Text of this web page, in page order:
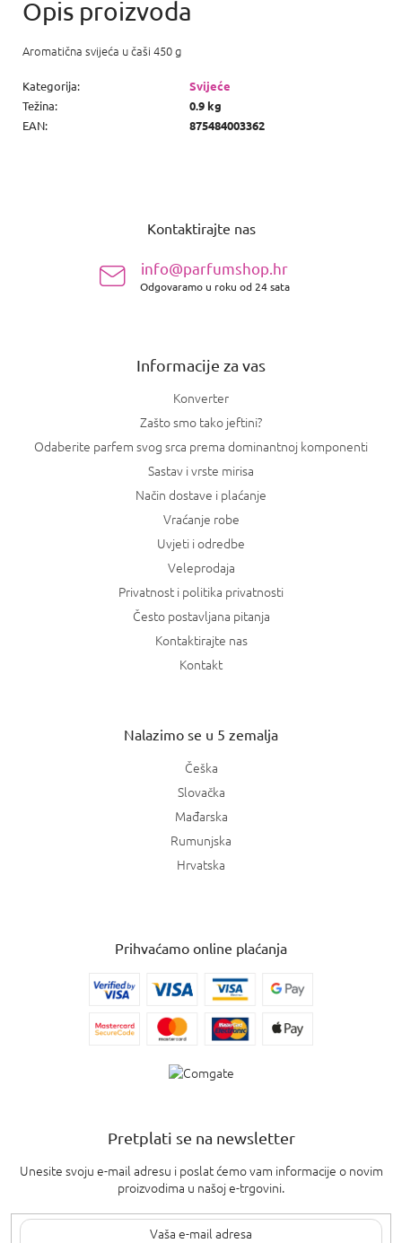
Aromatična svijeća u čaši 450 g
Kategorija:
Svijeće
Težina:
0.9 kg
EAN: 875484003362
Kontaktirajte nas
info@parfumshop.hr
Odgovaramo u roku od 24 sata
Informacije za vas
Konverter
Zašto smo tako jeftini?
Odaberite parfem svog srca prema dominantnoj komponenti
Sastav i vrste mirisa
Način dostave i plaćanje
Vraćanje robe
Uvjeti i odredbe
Veleprodaja
Privatnost i politika privatnosti
Često postavljana pitanja
Kontaktirajte nas
Kontakt
Nalazimo se u 5 zemalja
Češka
Slovačka
Mađarska
Rumunjska
Hrvatska
Prihvaćamo online plaćanja
Pretplati se na newsletter
Unesite svoju e-mail adresu i poslat ćemo vam informacije o novim
proizvodima u našoj e-trgovini.